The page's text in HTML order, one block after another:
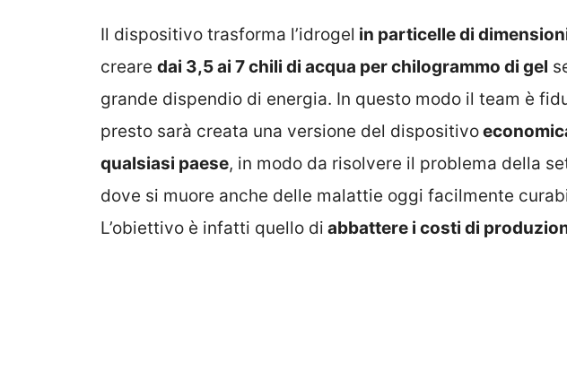
Il dispositivo trasforma l’idrogel in particelle di
creare dai 3,5 ai 7 chili di acqua per chilogrammo di gel
grande dispendio di energia. In questo modo il team è
presto sarà creata una versione del dispositivo
qualsiasi paese, in modo da risolvere il problema della
dove si muore anche delle malattie oggi facilmente
L’obiettivo è infatti quello di abbattere i costi di